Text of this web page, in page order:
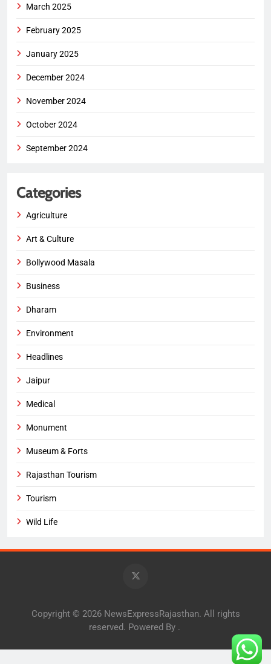
March 2025
February 2025
January 2025
December 2024
November 2024
October 2024
September 2024
Categories
Agriculture
Art & Culture
Bollywood Masala
Business
Dharam
Environment
Headlines
Jaipur
Medical
Monument
Museum & Forts
Rajasthan Tourism
Tourism
Wild Life
Copyright © 2026 NewsExpressRajasthan. All rights
reserved. Powered By .